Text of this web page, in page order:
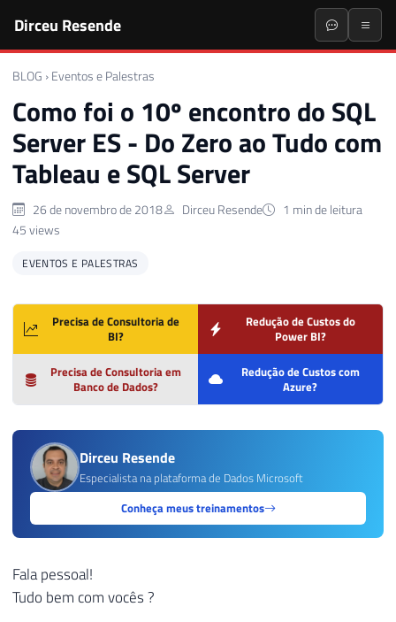
Dirceu Resende
BLOG › Eventos e Palestras
Como foi o 10º encontro do SQL
Server ES - Do Zero ao Tudo com
Tableau e SQL Server
26 de novembro de 2018 Dirceu Resende
1 min de leitura
45 views
EVENTOS E PALESTRAS
Precisa de Consultoria de
BI?
Redução de Custos do
Power BI?
Precisa de Consultoria em
Banco de Dados?
Redução de Custos com
Azure?
Dirceu Resende
Especialista na plataforma de Dados Microsoft
Conheça meus treinamentos
Fala pessoal!
Tudo bem com vocês ?